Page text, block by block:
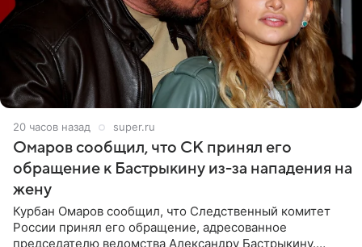
20 часов назад super.ru
Омаров сообщил, что СК принял его
обращение к Бастрыкину из-за нападения на
жену
Курбан Омаров сообщил, что Следственный комитет
России принял его обращение, адресованное
председателю ведомства Александру Бастрыкину.